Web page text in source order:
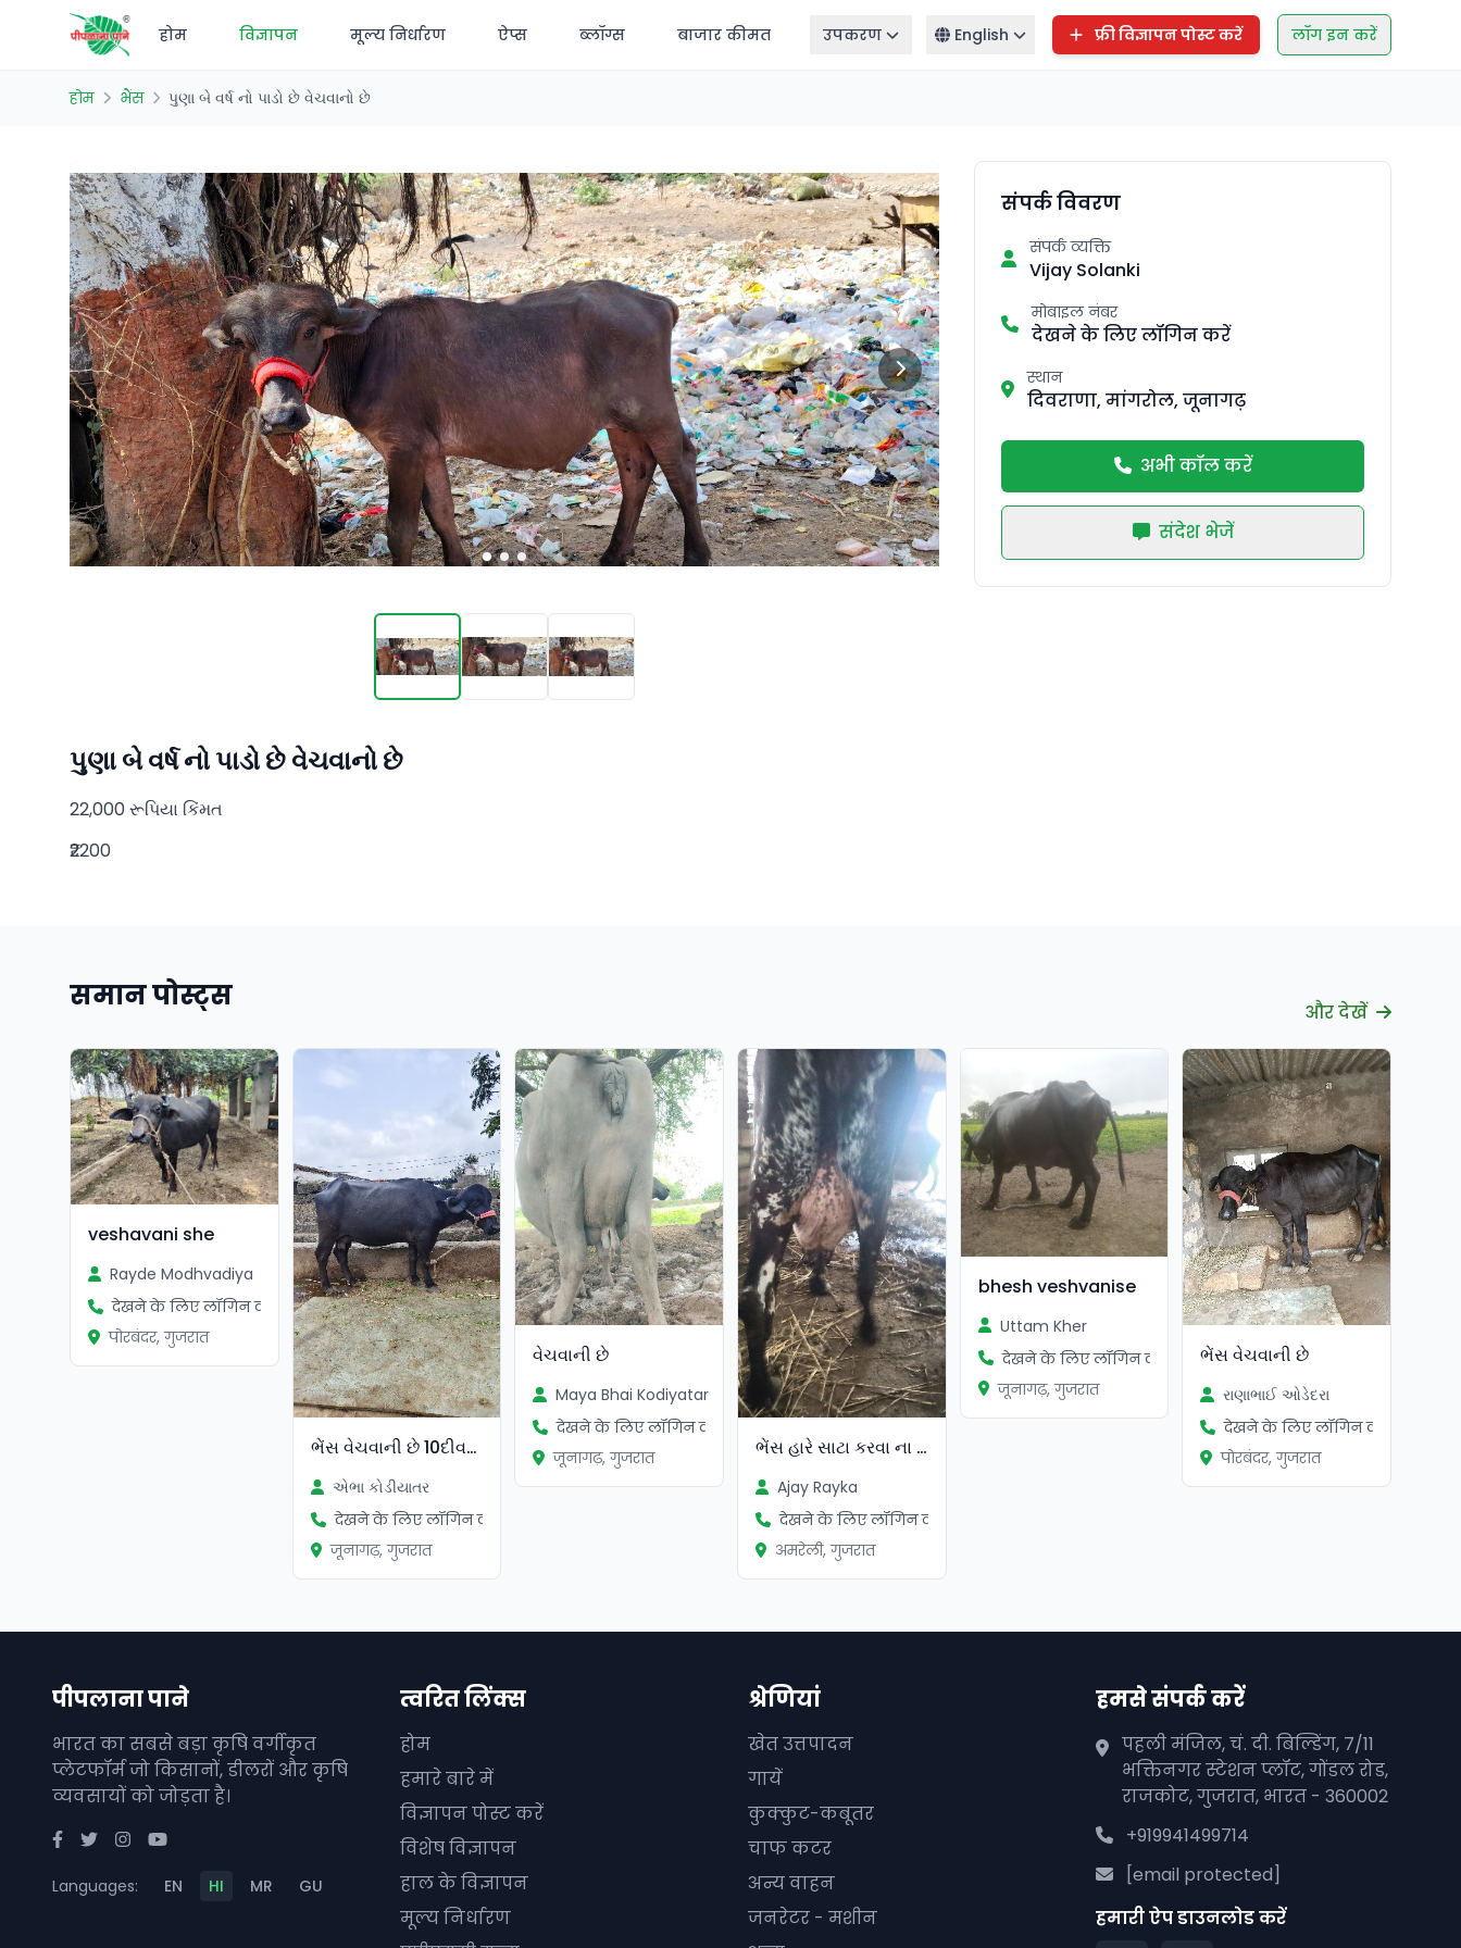
होम विज्ञापन मूल्य निर्धारण ऐप्स ब्लॉग्स बाजार कीमत उपकरण English फ्री विज्ञापन पोस्ट करें लॉग इन करें
होम भैंस પુણા બે વર્ષ નો પાડો છે વેચવાનો છે
પુણા બે વર્ષ નો પાડો છે વેચવાનો છે
22,000 રૂપિયા કિંમત
₹2200
संपर्क विवरण
संपर्क व्यक्ति
Vijay Solanki
मोबाइल नंबर
देखने के लिए लॉगिन करें
स्थान
दिवराणा, मांगरोल, जूनागढ़
अभी कॉल करें
संदेश भेजें
समान पोस्ट्स और देखें
veshavani she
Rayde Modhvadiya
देखने के लिए लॉगिन करें
पोरबंदर, गुजरात
ભેંસ વેચવાની છે 10દીવસ ની કાચી
એભા કોડીયાતર
देखने के लिए लॉगिन करें
जूनागढ़, गुजरात
વેચવાની છે
Maya Bhai Kodiyatar
देखने के लिए लॉगिन करें
जूनागढ़, गुजरात
ભેંસ હારે સાટા કરવા ના છે
Ajay Rayka
देखने के लिए लॉगिन करें
अमरेली, गुजरात
bhesh veshvanise
Uttam Kher
देखने के लिए लॉगिन करें
जूनागढ़, गुजरात
ભેંસ વેચવાની છે
રાણાભાઈ ઓડેદરા
देखने के लिए लॉगिन करें
पोरबंदर, गुजरात
पीपलाना पाने
भारत का सबसे बड़ा कृषि वर्गीकृत
प्लेटफॉर्म जो किसानों, डीलरों और कृषि
व्यवसायों को जोड़ता है।
Languages: EN HI MR GU
त्वरित लिंक्स
होम
हमारे बारे में
विज्ञापन पोस्ट करें
विशेष विज्ञापन
हाल के विज्ञापन
मूल्य निर्धारण
श्रेणियां
खेत उत्तपादन
गायें
कुक्कुट-कबूतर
चाफ कटर
अन्य वाहन
जनरेटर - मशीन
हमसे संपर्क करें
पहली मंजिल, चं. दी. बिल्डिंग, 7/11
भक्तिनगर स्टेशन प्लॉट, गोंडल रोड,
राजकोट, गुजरात, भारत - 360002
+919941499714
[email protected]
हमारी ऐप डाउनलोड करें